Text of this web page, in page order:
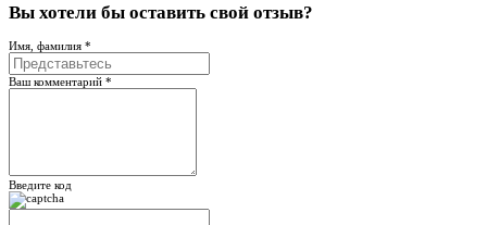
Вы хотели бы оставить свой отзыв?
Имя, фамилия *
Ваш комментарий *
Введите код